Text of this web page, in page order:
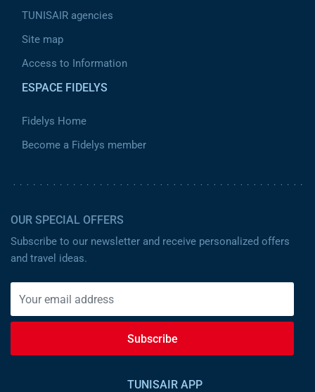
TUNISAIR agencies
Site map
Access to Information
ESPACE FIDELYS
Fidelys Home
Become a Fidelys member
OUR SPECIAL OFFERS
Subscribe to our newsletter and receive personalized offers
and travel ideas.
Subscribe
TUNISAIR APP